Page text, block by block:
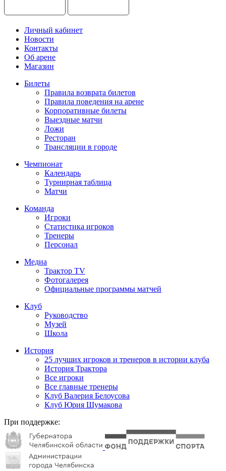
Личный кабинет
Новости
Контакты
Об арене
Магазин
Билеты
Правила возврата билетов
Правила поведения на арене
Корпоративные билеты
Выездные матчи
Ложи
Ресторан
Трансляции в городе
Чемпионат
Календарь
Турнирная таблица
Матчи
Команда
Игроки
Статистика игроков
Тренеры
Персонал
Медиа
Трактор TV
Фотогалерея
Официальные программы матчей
Клуб
Руководство
Музей
Школа
История
25 лучших игроков и тренеров в истории клуба
История Трактора
Все игроки
Все главные тренеры
Клуб Валерия Белоусова
Клуб Юрия Шумакова
При поддержке: